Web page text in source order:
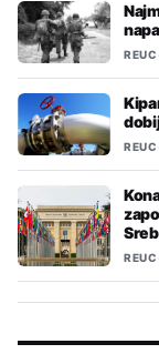
REUC
REUC
REUC